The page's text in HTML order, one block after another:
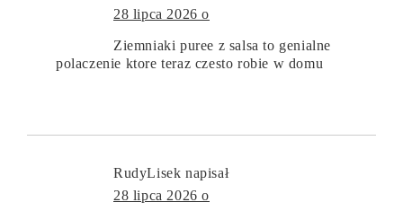
28 lipca 2026 o
Ziemniaki puree z salsa to genialne
polaczenie ktore teraz czesto robie w domu
RudyLisek napisał
28 lipca 2026 o